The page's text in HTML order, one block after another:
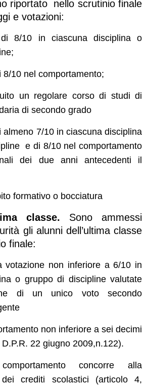
riportato nello scrutinio finale
e votazioni:
8/10 in ciascuna disciplina o
8/10 nel comportamento;
un regolare corso di studi di
di secondo grado
almeno 7/10 in ciascuna disciplina
e di 8/10 nel comportamento
dei due anni antecedenti il
formativo o bocciatura
classe. Sono ammessi
gli alunni dell’ultima classe
finale:
votazione non inferiore a 6/10 in
o gruppo di discipline valutate
di un unico voto secondo
non inferiore a sei decimi
22 giugno 2009,n.122).
concorre alla
dei crediti scolastici (articolo 4,